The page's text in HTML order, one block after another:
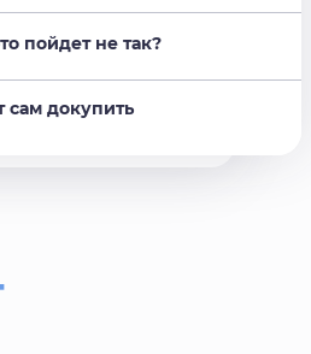
пойдет не так?
сам докупить